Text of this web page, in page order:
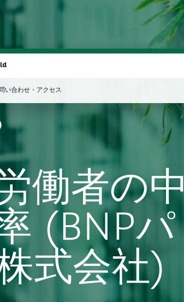
い合わせ・アクセス
働者の中
(BNPパ
式会社)